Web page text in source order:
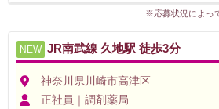
※応募状況によっ
NEW JR南武線 久地駅 徒歩3分
神奈川県川崎市高津区
正社員｜調剤薬局